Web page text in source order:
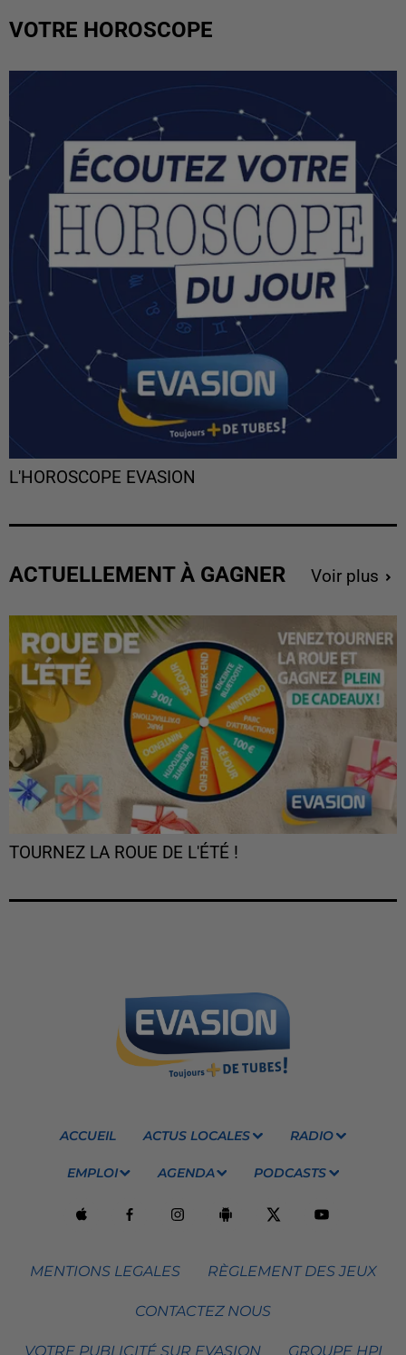
VOTRE HOROSCOPE
L'HOROSCOPE EVASION
ACTUELLEMENT À GAGNER Voir plus
TOURNEZ LA ROUE DE L'ÉTÉ !
ACCUEIL ACTUS LOCALES RADIO
EMPLOI AGENDA PODCASTS
MENTIONS LEGALES RÈGLEMENT DES JEUX
CONTACTEZ NOUS
VOTRE PUBLICITÉ SUR EVASION GROUPE HPI